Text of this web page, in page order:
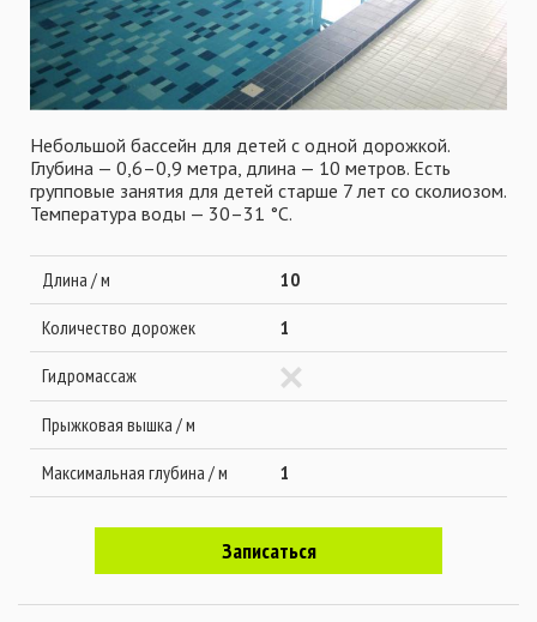
Небольшой бассейн для детей с одной дорожкой.
Глубина — 0,6–0,9 метра, длина — 10 метров. Есть
групповые занятия для детей старше 7 лет со сколиозом.
Температура воды — 30–31 °С.
Длина / м
10
Количество дорожек
1
Гидромассаж
Прыжковая вышка / м
Максимальная глубина / м
1
Записаться